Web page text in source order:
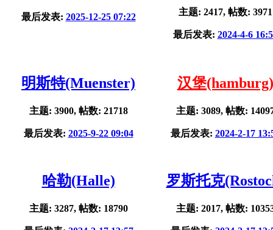
最后发表: 2025-12-25 07:22 主题: 2417, 帖数: 3971
最后发表: 2024-4-6
明斯特(Muenster)
主题: 3900, 帖数: 21718
最后发表: 2025-9-22 09:04
汉堡(hamburg)
主题: 3089, 帖数:
最后发表: 2024-2-17
哈勒(Halle)
主题: 3287, 帖数: 18790
罗斯托克
主题: 2017, 帖数: